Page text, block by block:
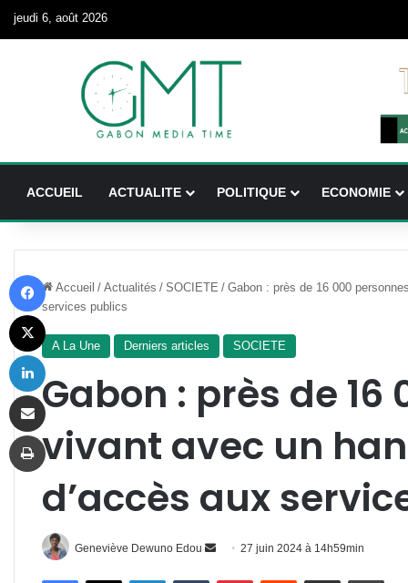
jeudi 6, août 2026
ACCUEIL ACTUALITE POLITIQUE ECONOMIE
Accueil / Actualités / SOCIETE / Gabon : près de 16 000
services publics
A La Une Derniers articles SOCIETE
Gabon : près de
vivant avec un
d’accès aux
Geneviève Dewuno Edou
Envoyer27 juin 2024 à 14h59min
FacebookX LinkedinTumblr PinterestReddit Partager par email
X
Linkedin
Partager par email
Imprimer